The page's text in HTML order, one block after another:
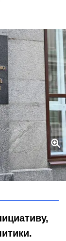
забвения по